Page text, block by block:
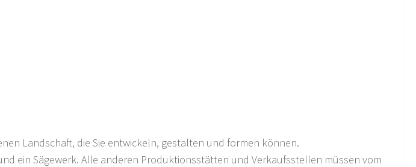
Landschaft, die Sie entwickeln, gestalten und formen können.
ein Sägewerk. Alle anderen Produktionsstätten und Verkaufsstellen müssen vom